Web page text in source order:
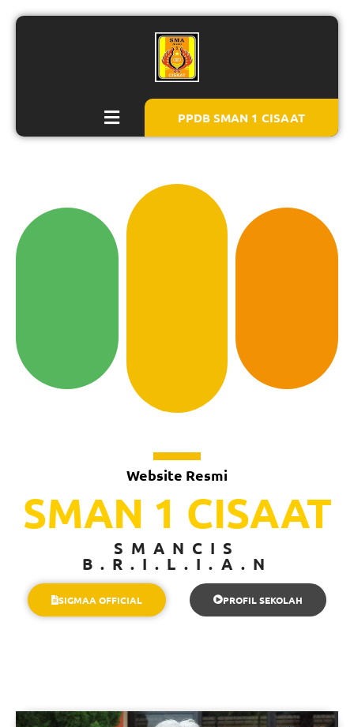
PPDB SMAN 1 CISAAT
Website Resmi
SMAN 1 CISAAT
SMANCIS
B.R.I.L.I.A.N
SIGMAA OFFICIAL PROFIL SEKOLAH